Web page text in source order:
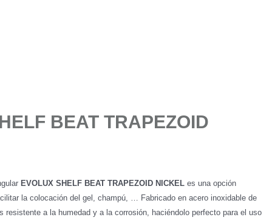
BEAT TRAPEZOID
EVOLUX SHELF BEAT TRAPEZOID NICKEL es una opción
la colocación del gel, champú, … Fabricado en acero inoxidable de
resistente a la humedad y a la corrosión, haciéndolo perfecto para el uso